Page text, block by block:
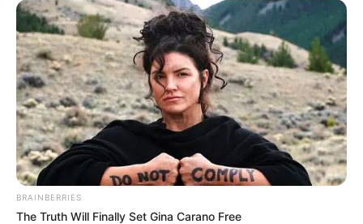
ดูดวง
เบอร์โทร คน Keep look เป๊ะทุกมุมดูดี
ทุกองศา คุณล่ะมีเลขคู่นี้ไหม
ดูดวง
BRAINBERRIES
The Truth Will Finally Set Gina Carano Free